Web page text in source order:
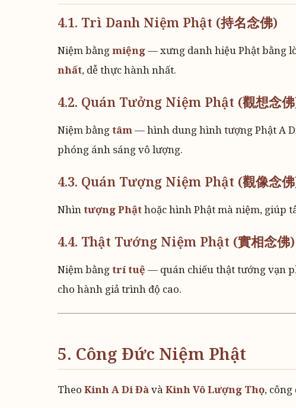
4.1. Trì Danh Niệm Phật (持名念佛)
Niệm bằngmiệng— xưng danh hiệu Phật bằng
nhất, dễ thực hành nhất.
4.2. Quán Tưởng Niệm Phật (觀想念
Niệm bằngtâm— hình dung hình tượng Phật A
phóng ánh sáng vô lượng.
4.3. Quán Tượng Niệm Phật (觀像念
Nhìntượng Phậthoặc hình Phật mà niệm, giúp
4.4. Thật Tướng Niệm Phật (實相念佛)
Niệm bằngtrí tuệ — quán chiếu thật tướng vạn
cho hành giả trình độ cao.
5. Công Đức Niệm Phật
Theo Kinh A Di Đàvà Kinh Vô Lượng Thọ,